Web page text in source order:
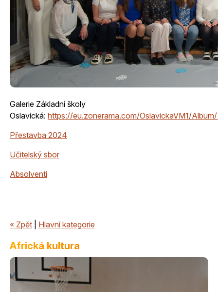
Galerie Základní školy
Oslavická: https://eu.zonerama.com/OslavickaVM1/
Přestavba 2024
Učitelský sbor
Absolventi
« Zpět Hlavní kategorie
Africká kultura